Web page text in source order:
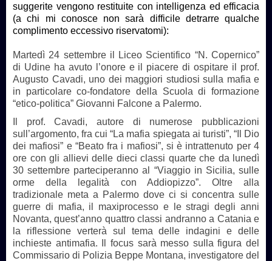
suggerite vengono restituite con intelligenza ed efficacia
(a chi mi conosce non sarà difficile detrarre qualche
complimento eccessivo riservatomi):
Martedì 24 settembre il Liceo Scientifico “N. Copernico”
di Udine ha avuto l’onore e il piacere di ospitare il prof.
Augusto Cavadi, uno dei maggiori studiosi sulla mafia e
in particolare co-fondatore della Scuola di formazione
“etico-politica” Giovanni Falcone a Palermo.
Il prof. Cavadi, autore di numerose pubblicazioni
sull’argomento, fra cui “La mafia spiegata ai turisti”, “Il Dio
dei mafiosi” e “Beato fra i mafiosi”, si è intrattenuto per 4
ore con gli allievi delle dieci classi quarte che da lunedì
30 settembre parteciperanno al “Viaggio in Sicilia, sulle
orme della legalità con Addiopizzo”. Oltre alla
tradizionale meta a Palermo dove ci si concentra sulle
guerre di mafia, il maxiprocesso e le stragi degli anni
Novanta, quest’anno quattro classi andranno a Catania e
la riflessione verterà sul tema delle indagini e delle
inchieste antimafia. Il focus sarà messo sulla figura del
Commissario di Polizia Beppe Montana, investigatore del